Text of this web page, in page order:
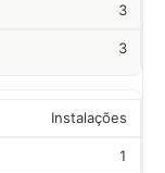
3
3
Instalações
1